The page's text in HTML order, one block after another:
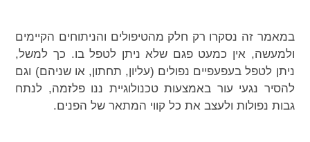
במאמר זה נסקרו רק חלק מהטיפולים והניתוחים הקיימים
ולמעשה, אין כמעט פגם שלא ניתן לטפל בו. כך למשל,
ניתן לטפל בעפעפיים נפולים (עליון, תחתון, או שניהם) וגם
להסיר נגעי עור באמצעות טכנולוגיית ננו פלזמה, לנתח
גבות נפולות ולעצב את כל קווי המתאר של הפנים.